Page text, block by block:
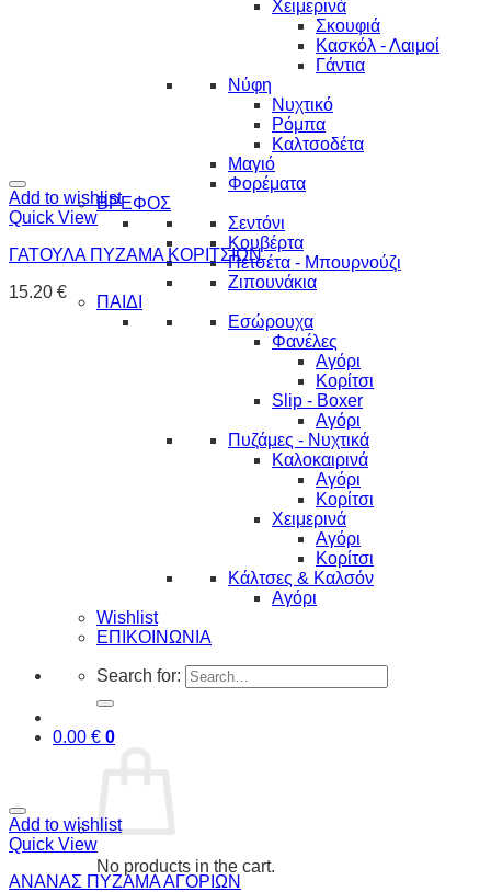
Χειμερινά
Σκουφιά
Κασκόλ - Λαιμοί
Γάντια
Νύφη
Νυχτικό
Ρόμπα
Καλτσοδέτα
Μαγιό
Φορέματα
ΒΡΕΦΟΣ
Σεντόνι
Κουβέρτα
Πετσέτα - Μπουρνούζι
Ζιπουνάκια
ΠΑΙΔΙ
Εσώρουχα
Φανέλες
Αγόρι
Κορίτσι
Slip - Boxer
Αγόρι
Πυζάμες - Νυχτικά
Καλοκαιρινά
Αγόρι
Κορίτσι
Χειμερινά
Αγόρι
Κορίτσι
Κάλτσες & Καλσόν
Αγόρι
Wishlist
ΕΠΙΚΟΙΝΩΝΙΑ
Search for:
0.00 € 0
No products in the cart.
Add to wishlist
Quick View
ΓΑΤΟΥΛΑ ΠΥΖΑΜΑ ΚΟΡΙΤΣΙΩΝ
15.20 €
Add to wishlist
Quick View
ΑΝΑΝΑΣ ΠΥΖΑΜΑ ΑΓΟΡΙΩΝ